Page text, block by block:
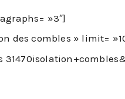
»3″]
des combles » limit=